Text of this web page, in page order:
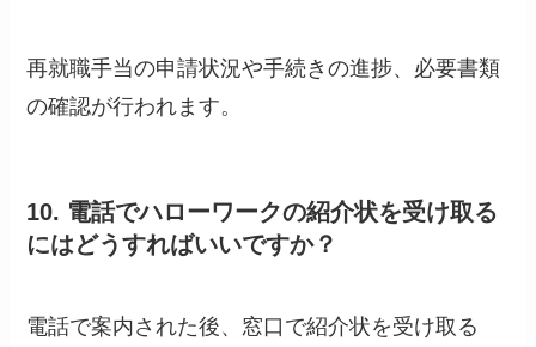
再就職手当の申請状況や手続きの進捗、必要書類
の確認が行われます。
10. 電話でハローワークの紹介状を受け取る
にはどうすればいいですか？
電話で案内された後、窓口で紹介状を受け取る